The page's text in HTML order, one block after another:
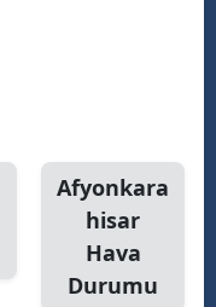
Afyonkara
hisar
Hava
Durumu